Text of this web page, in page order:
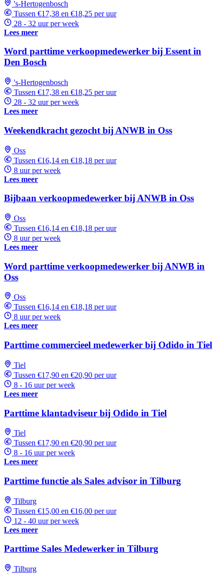
's-Hertogenbosch
Tussen €17,38 en €18,25 per uur
28 - 32 uur per week
Lees meer
Word parttime verkoopmedewerker bij Essent in
Den Bosch
's-Hertogenbosch
Tussen €17,38 en €18,25 per uur
28 - 32 uur per week
Lees meer
Weekendkracht gezocht bij ANWB in Oss
Oss
Tussen €16,14 en €18,18 per uur
8 uur per week
Lees meer
Bijbaan verkoopmedewerker bij ANWB in Oss
Oss
Tussen €16,14 en €18,18 per uur
8 uur per week
Lees meer
Word parttime verkoopmedewerker bij ANWB in
Oss
Oss
Tussen €16,14 en €18,18 per uur
8 uur per week
Lees meer
Parttime commercieel medewerker bij Odido in Tiel
Tiel
Tussen €17,90 en €20,90 per uur
8 - 16 uur per week
Lees meer
Parttime klantadviseur bij Odido in Tiel
Tiel
Tussen €17,90 en €20,90 per uur
8 - 16 uur per week
Lees meer
Parttime functie als Sales advisor in Tilburg
Tilburg
Tussen €15,00 en €16,00 per uur
12 - 40 uur per week
Lees meer
Parttime Sales Medewerker in Tilburg
Tilburg